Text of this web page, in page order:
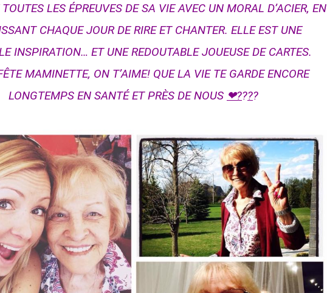
LES ÉPREUVES DE SA VIE AVEC UN MORAL D’ACIER, EN
CHAQUE JOUR DE RIRE ET CHANTER. ELLE EST UNE
INSPIRATION… ET UNE REDOUTABLE JOUEUSE DE CARTES.
MAMINETTE, ON T’AIME! QUE LA VIE TE GARDE ENCORE
LONGTEMPS EN SANTÉ ET PRÈS DE NOUS ❤????